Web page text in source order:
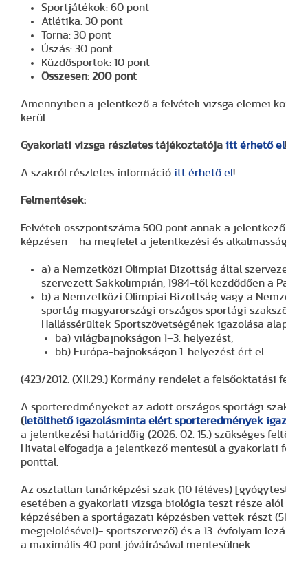
Sportjátékok: 60 pont
Atlétika: 30 pont
Torna: 30 pont
Úszás: 30 pont
Küzdősportok: 10 pont
Összesen: 200 pont
Amennyiben a jelentkező a felvételi vizsga elemei
kerül.
Gyakorlati vizsga részletes tájékoztatója itt érhető el!
A szakról részletes információ itt érhető el !
Felmentések:
Felvételi összpontszáma 500 pont annak a
képzésen – ha megfelel a jelentkezési és
a) a Nemzetközi Olimpiai Bizottság által
szervezett Sakkolimpián, 1984-től kezdődően a
b) a Nemzetközi Olimpiai Bizottság vagy a
sportág magyarországi országos sportági
Hallássérültek Sportszövetségének igazolása
ba) világbajnokságon 1–3. helyezést,
bb) Európa-bajnokságon 1. helyezést ért el.
(423/2012. (XII.29.) Kormány rendelet a felsőoktatási
A sporteredményeket az adott országos sportági
(letölthető igazolásminta elért sporteredmények
a jelentkezési határidőig (2026. 02. 15.) szükséges
Hivatal elfogadja a jelentkező mentesül a gyakorlati
ponttal.
Az osztatlan tanárképzési szak (10 féléves)
esetében a gyakorlati vizsga biológia teszt része
képzésében a sportágazati képzésben vettek részt
megjelölésével)- sportszervező) és a 13. évfolyam
a maximális 40 pont jóváírásával mentesülnek.